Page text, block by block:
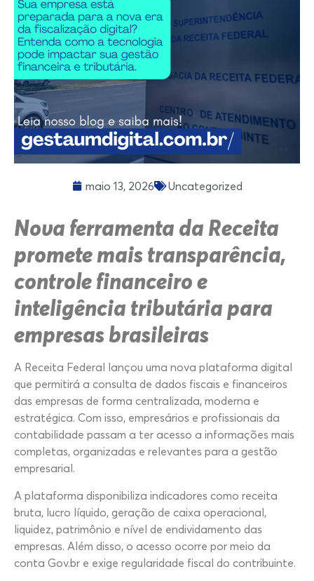
maio 13, 2026 Uncategorized
Nova ferramenta da Receita
promete mais transparência,
controle financeiro e
inteligência tributária para
empresas brasileiras
A Receita Federal lançou uma nova plataforma digital
que permitirá a consulta de dados fiscais e financeiros
das empresas de forma centralizada, moderna e
estratégica. Com isso, empresários e profissionais da
contabilidade passam a ter acesso a informações mais
completas, organizadas e relevantes para a gestão
empresarial.
A plataforma disponibiliza indicadores como receita
bruta, lucro líquido, geração de caixa operacional,
liquidez, patrimônio e nível de endividamento das
empresas. Além disso, o acesso ocorre por meio da
conta Gov.br e exige regularidade fiscal do contribuinte.